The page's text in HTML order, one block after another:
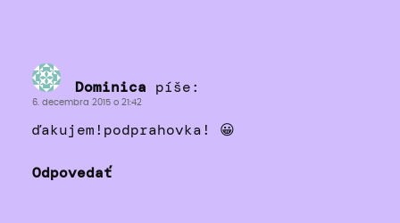
Dominica píše:
6. decembra 2015 o 21:42
ďakujem!podprahovka! 😀
Odpovedať